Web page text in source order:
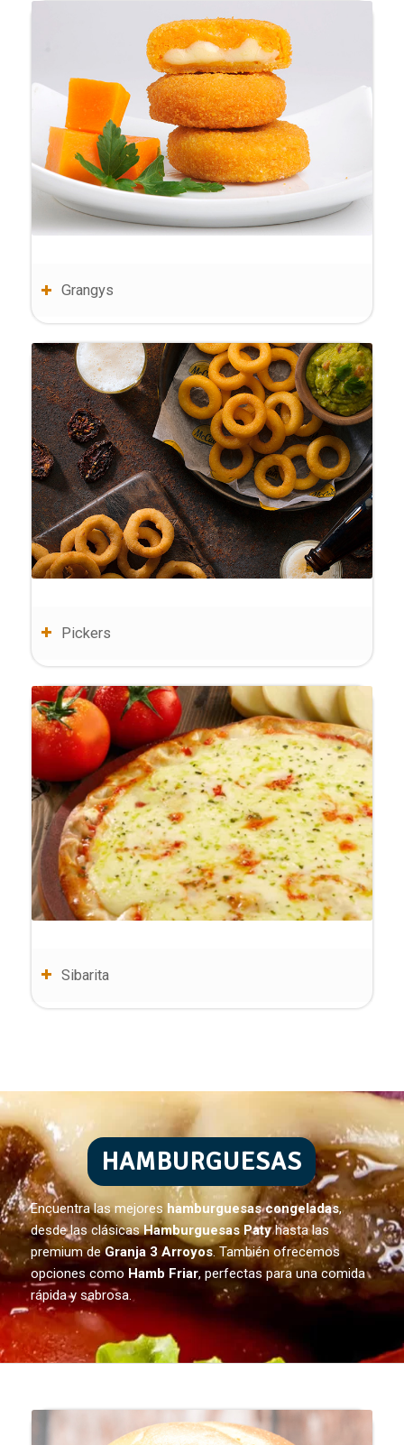
Grangys
Pickers
Sibarita
HAMBURGUESAS
Encuentra las mejores hamburguesas congeladas,
desde las clásicasHamburguesas Patyhasta las
premium deGranja 3 Arroyos. También ofrecemos
opciones como Hamb Friar, perfectas para una comida
rápida y sabrosa.